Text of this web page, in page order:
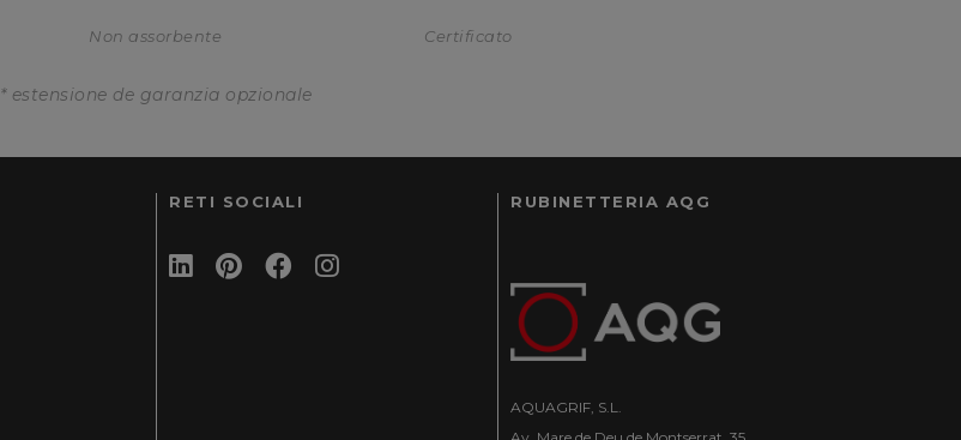
Non assorbente Certificato
* estensione de garanzia opzionale
RETI SOCIALI RUBINETTERIA AQG
AQUAGRIF, S.L.